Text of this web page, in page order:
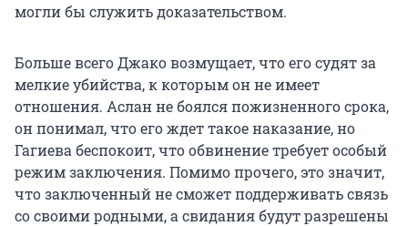
могли бы служить доказательством.
Больше всего Джако возмущает, что его судят за
мелкие убийства, к которым он не имеет
отношения. Аслан не боялся пожизненного срока,
он понимал, что его ждет такое наказание, но
Гагиева беспокоит, что обвинение требует особый
режим заключения. Помимо прочего, это значит,
что заключенный не сможет поддерживать связь
со своими родными, а свидания будут разрешены